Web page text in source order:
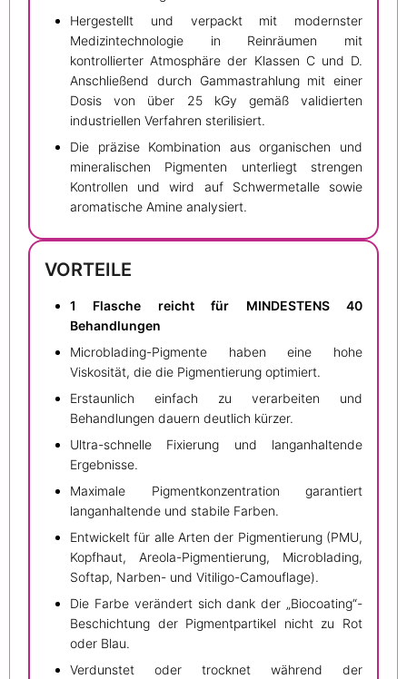
Hergestellt und verpackt mit modernster
Medizintechnologie in Reinräumen mit
kontrollierter Atmosphäre der Klassen C und D.
Anschließend durch Gammastrahlung mit einer
Dosis von über 25 kGy gemäß validierten
industriellen Verfahren sterilisiert.
Die präzise Kombination aus organischen und
mineralischen Pigmenten unterliegt strengen
Kontrollen und wird auf Schwermetalle sowie
aromatische Amine analysiert.
VORTEILE
1 Flasche reicht für MINDESTENS 40
Behandlungen
Microblading-Pigmente haben eine hohe
Viskosität, die die Pigmentierung optimiert.
Erstaunlich einfach zu verarbeiten und
Behandlungen dauern deutlich kürzer.
Ultra-schnelle Fixierung und langanhaltende
Ergebnisse.
Maximale Pigmentkonzentration garantiert
langanhaltende und stabile Farben.
Entwickelt für alle Arten der Pigmentierung (PMU,
Kopfhaut, Areola-Pigmentierung, Microblading,
Softap, Narben- und Vitiligo-Camouflage).
Die Farbe verändert sich dank der „Biocoating“-
Beschichtung der Pigmentpartikel nicht zu Rot
oder Blau.
Verdunstet oder trocknet während der